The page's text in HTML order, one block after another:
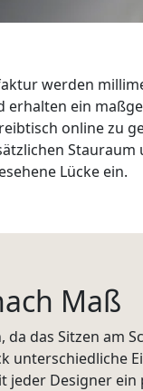
werden
erhalten ein
online zu
Lücke ein.
Maß
das Sitzen am
unterschiedliche
jeder Designer